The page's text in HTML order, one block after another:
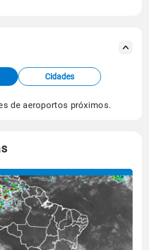
de estações
do Centro de Previsão
Climáticos (CPTEC).
Cidades
de aeroportos próximos.